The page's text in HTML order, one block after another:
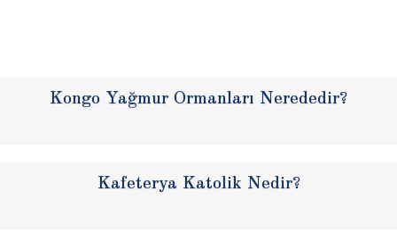
Kongo Yağmur Ormanları Nerededir?
Kafeterya Katolik Nedir?